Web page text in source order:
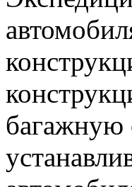
багажную